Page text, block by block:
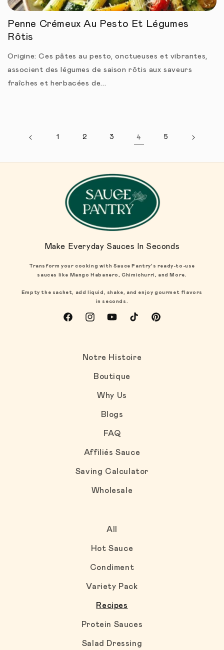
Penne Crémeux Au Pesto Et Légumes
Rôtis
Origine: Ces pâtes au pesto, onctueuses et vibrantes,
associent des légumes de saison rôtis aux saveurs
fraîches et herbacées de...
1 2 3 4 5
Make Everyday Sauces In Seconds
Transform your cooking with Sauce Pantry's ready-to-use
sauces like Mango Habanero, Chimichurri, and More.
Empty the sachet, add liquid, shake, and enjoy gourmet flavors
in seconds.
FacebookInstagramYouTubeTikTokPinterest
Notre Histoire
Boutique
Why Us
Blogs
FAQ
Affiliés Sauce
Saving Calculator
Wholesale
All
Hot Sauce
Condiment
Variety Pack
Recipes
Protein Sauces
Salad Dressing